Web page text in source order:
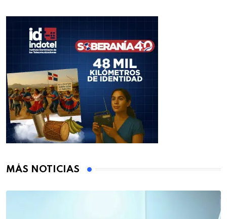
MÁS NOTICIAS